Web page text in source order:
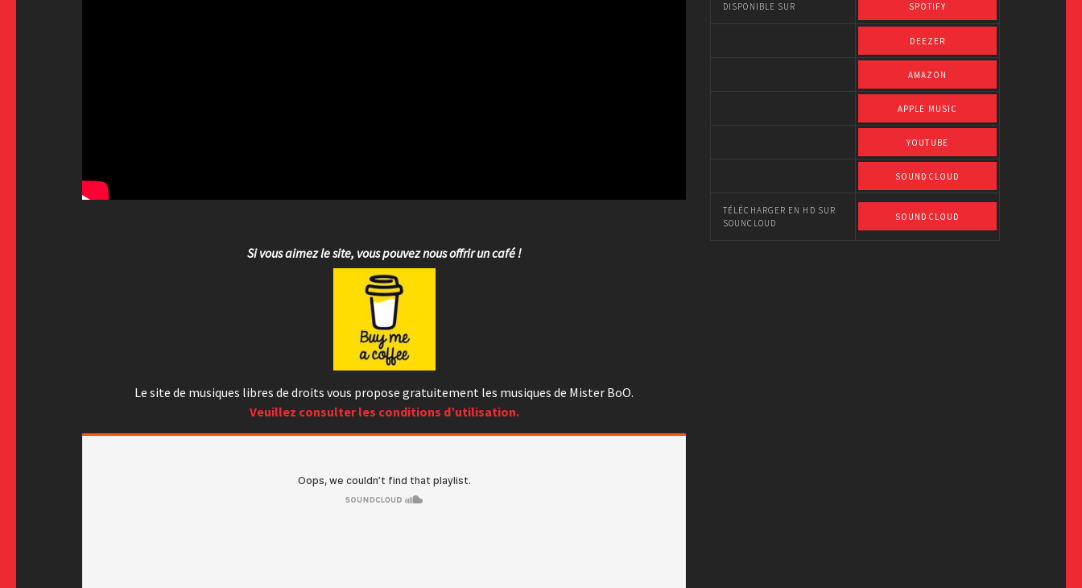
DISPONIBLE SUR SPOTIFY
DEEZER
AMAZON
APPLE MUSIC
YOUTUBE
SOUNDCLOUD
TÉLÉCHARGER EN HD SUR
SOUNCLOUD
SOUNDCLOUD
Si vous aimez le site, vous pouvez nous offrir un café !
Le site de musiques libres de droits vous propose gratuitement les musiques de Mister BoO.
Veuillez consulter les conditions d’utilisation.